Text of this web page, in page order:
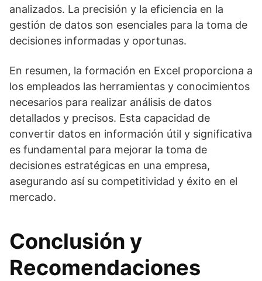
analizados. La precisión y la eficiencia en la
gestión de datos son esenciales para la toma de
decisiones informadas y oportunas.
En resumen, la formación en Excel proporciona a
los empleados las herramientas y conocimientos
necesarios para realizar análisis de datos
detallados y precisos. Esta capacidad de
convertir datos en información útil y significativa
es fundamental para mejorar la toma de
decisiones estratégicas en una empresa,
asegurando así su competitividad y éxito en el
mercado.
Conclusión y
Recomendaciones